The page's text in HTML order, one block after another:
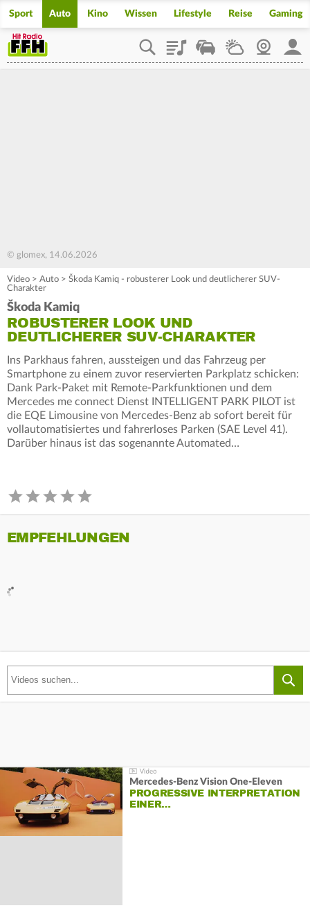
Sport Auto Kino Wissen Lifestyle Reise Gaming
PlaylistStaupilotWetterWebcam
© glomex, 14.06.2026
Video > Auto > Škoda Kamiq - robusterer Look und deutlicherer SUV-
Charakter
Škoda Kamiq
ROBUSTERER LOOK UND
DEUTLICHERER SUV-CHARAKTER
Ins Parkhaus fahren, aussteigen und das Fahrzeug per
Smartphone zu einem zuvor reservierten Parkplatz schicken:
Dank Park-Paket mit Remote-Parkfunktionen und dem
Mercedes me connect Dienst INTELLIGENT PARK PILOT ist
die EQE Limousine von Mercedes‑Benz ab sofort bereit für
vollautomatisiertes und fahrerloses Parken (SAE Level 41).
Darüber hinaus ist das sogenannte Automated…
EMPFEHLUNGEN
Mercedes-Benz Vision One-Eleven
PROGRESSIVE INTERPRETATION
EINER…